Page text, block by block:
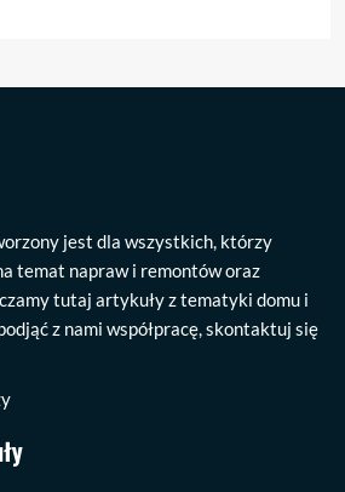
jest dla wszystkich, którzy
temat napraw i remontów oraz
tutaj artykuły z tematyki domu i
z nami współpracę, skontaktuj się